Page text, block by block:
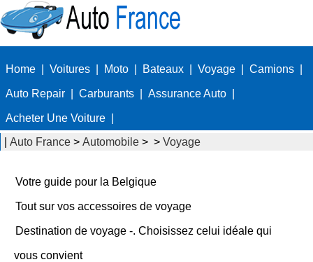
Home Voitures Moto Bateaux Voyage Camions
Auto Repair Carburants Assurance Auto
Acheter Une Voiture
Auto France > Automobile > > Voyage
Votre guide pour la Belgique
Tout sur vos accessoires de voyage
Destination de voyage -. Choisissez celui idéale qui
vous convient